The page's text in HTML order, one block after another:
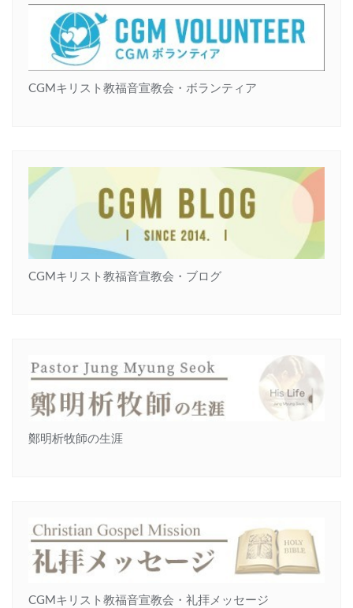
CGMキリスト教福音宣教会・ボランティア
CGMキリスト教福音宣教会・ブログ
鄭明析牧師の生涯
CGMキリスト教福音宣教会・礼拝メッセージ